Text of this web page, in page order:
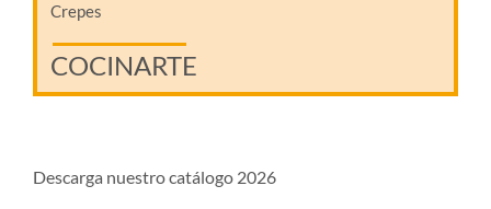
Crepes
COCINARTE
Descarga nuestro catálogo 2026